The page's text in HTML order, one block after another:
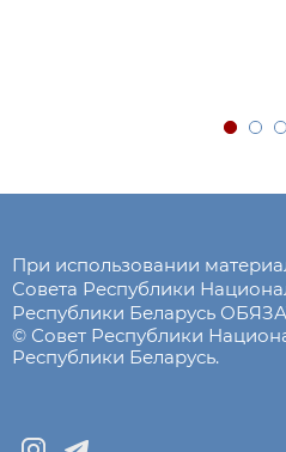
При использовании
Совета Республики
Республики Беларусь
© Совет Республики
Республики Беларусь.